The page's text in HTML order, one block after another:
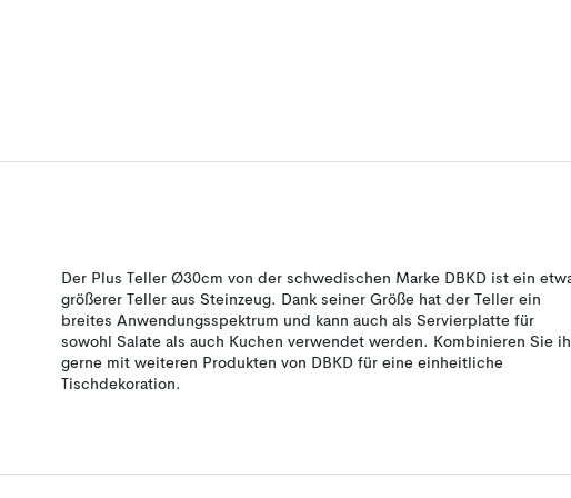
Der Plus Teller Ø30cm von der schwedischen Marke DBKD ist ein
größerer Teller aus Steinzeug. Dank seiner Größe hat der Teller ein
breites Anwendungsspektrum und kann auch als Servierplatte für
sowohl Salate als auch Kuchen verwendet werden. Kombinieren Sie
gerne mit weiteren Produkten von DBKD für eine einheitliche
Tischdekoration.